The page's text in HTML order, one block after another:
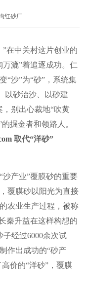
红砂厂
在中关村这片创业的
漉”着追逐成功。仁
“沙”为“砂”，系统集
以砂治沙、以砂建
别出心裁地“吹黄
掘金者和领路人。
取代“洋砂”
产业”覆膜砂的重要
覆膜砂以阳光为直接
农业生产过程，被称
秦升益在这样构想的
子经过6000余次试
作出成功的“砂产
价的“洋砂”，覆膜